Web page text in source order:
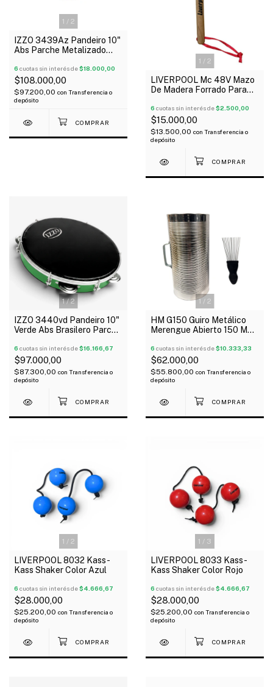
1 / 2
IZZO 3439Az Pandeiro 10"
Abs Parche Metalizado
6 cuotas sin interés de$18.000,00
$108.000,00
$97.200,00 con Transferencia o
depósito
1 / 2
LIVERPOOL Mc 48V Mazo
De Madera Forrado Para
6 cuotas sin interés de$2.500,00
$15.000,00
$13.500,00 con Transferencia o
depósito
1/2
IZZO 3440vd Pandeiro 10"
Verde Abs Brasilero Parche
6 cuotas sin interés de$16.166,67
$97.000,00
$87.300,00 con Transferencia o
depósito
1/ 2
HM G150 Guiro Metálico
Merengue Abierto 150 Mm
6 cuotas sin interés de$10.333,33
$62.000,00
$55.800,00 con Transferencia o
depósito
1 / 2
LIVERPOOL 8032 Kass-
Kass Shaker Color Azul
6 cuotas sin interés de$4.666,67
$28.000,00
$25.200,00 con Transferencia o
depósito
1 / 3
LIVERPOOL 8033 Kass-
Kass Shaker Color Rojo
6 cuotas sin interés de$4.666,67
$28.000,00
$25.200,00 con Transferencia o
depósito